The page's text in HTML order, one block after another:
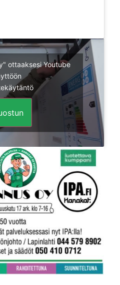
ottaaksesi Youtube